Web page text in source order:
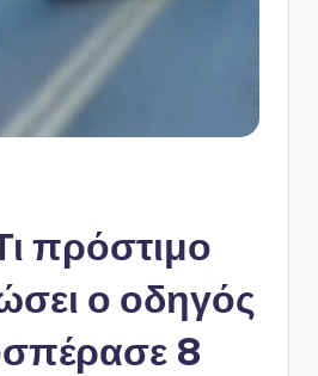
πρόστιμο
ο οδηγός
8